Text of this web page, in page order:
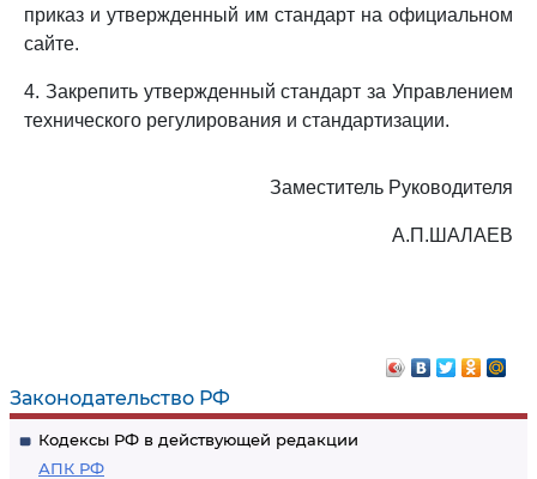
Законодательство РФ
Кодексы РФ в действующей редакции
АПК РФ
приказ и утвержденный им стандарт на официальном
сайте.
4. Закрепить утвержденный стандарт за Управлением
технического регулирования и стандартизации.
Заместитель Руководителя
А.П.ШАЛАЕВ